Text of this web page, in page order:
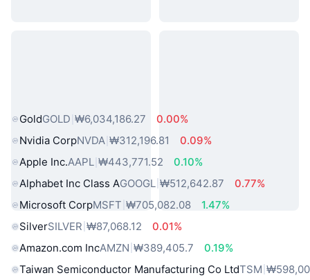
GoldGOLD ₩6,034,186.27
0.00%
Nvidia CorpNVDA ₩312,196.81
0.09%
Apple Inc.AAPL ₩443,771.52
0.10%
Alphabet Inc Class AGOOGL ₩512,642.87
0.77%
Microsoft CorpMSFT ₩705,082.08
1.47%
SilverSILVER ₩87,068.12
0.01%
Amazon.com IncAMZN ₩389,405.7
0.19%
Taiwan Semiconductor Manufacturing Co LtdTSM